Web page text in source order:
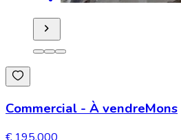
Commercial - À vendreMons